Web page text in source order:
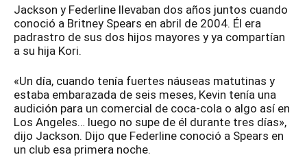
Jackson y Federline llevaban dos años juntos cuando
conoció a Britney Spears en abril de 2004. Él era
padrastro de sus dos hijos mayores y ya compartían
a su hija Kori.
«Un día, cuando tenía fuertes náuseas matutinas y
estaba embarazada de seis meses, Kevin tenía una
audición para un comercial de coca-cola o algo así en
Los Angeles… luego no supe de él durante tres días»,
dijo Jackson. Dijo que Federline conoció a Spears en
un club esa primera noche.